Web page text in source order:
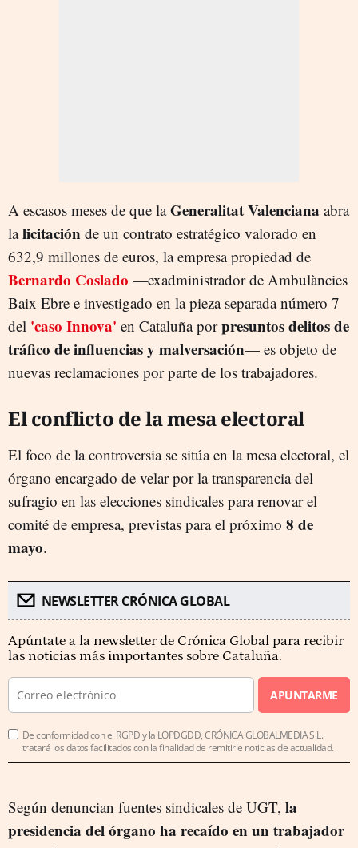
A escasos meses de que laGeneralitat Valenciana abra
lalicitación de un contrato estratégico valorado en
632,9 millones de euros, la empresa propiedad de
Bernardo Coslado —exadministrador de Ambulàncies
Baix Ebre e investigado en la pieza separada número 7
del 'caso Innova' en Cataluña porpresuntos delitos de
tráfico de influencias y malversación— es objeto de
nuevas reclamaciones por parte de los trabajadores.
El conflicto de la mesa electoral
El foco de la controversia se sitúa en la mesa electoral, el
órgano encargado de velar por la transparencia del
sufragio en las elecciones sindicales para renovar el
comité de empresa, previstas para el próximo 8 de
mayo.
NEWSLETTER CRÓNICA GLOBAL
Apúntate a la newsletter de Crónica Global para recibir
las noticias más importantes sobre Cataluña.
APUNTARME
De conformidad con el RGPD y la LOPDGDD, CRÓNICA GLOBALMEDIA S.L.
tratará los datos facilitados con la finalidad de remitirle noticias de actualidad.
Según denuncian fuentes sindicales de UGT, la
presidencia del órgano ha recaído en un trabajador